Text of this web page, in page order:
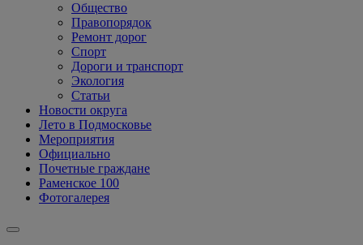
Общество
Правопорядок
Ремонт дорог
Спорт
Дороги и транспорт
Экология
Статьи
Новости округа
Лето в Подмосковье
Мероприятия
Официально
Почетные граждане
Раменское 100
Фотогалерея